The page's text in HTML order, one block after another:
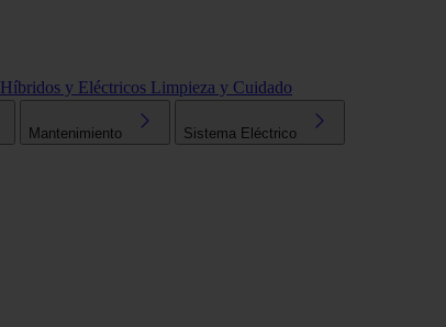
Híbridos y Eléctricos Limpieza y Cuidado
Mantenimiento Sistema Eléctrico